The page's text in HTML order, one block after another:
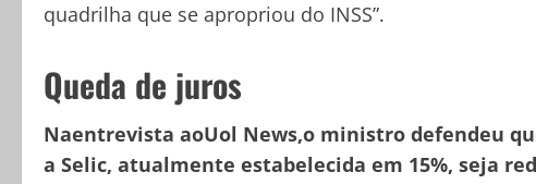
quadrilha que se apropriou do INSS”.
Queda de juros
Naentrevista aoUol News,o ministro defendeu
a Selic, atualmente estabelecida em 15%, seja